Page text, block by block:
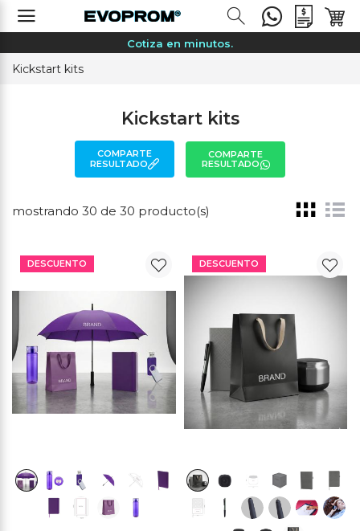
Merchandising sin complicaciones.
Cotiza en minutos.
Kits, eventos, activaciones.
Asesoría personalizada.
Cotiza por WhatsApp.
Precios sin sorpresas.
Kits, eventos, activaciones.
Entrega garantizada.
Asesoría personalizada.
Cotiza por WhatsApp.
Kickstart kits
Kickstart kits
COMPARTE
RESULTADO
COMPARTE
RESULTADO
mostrando 30 de 30 producto(s)
DESCUENTO DESCUENTO